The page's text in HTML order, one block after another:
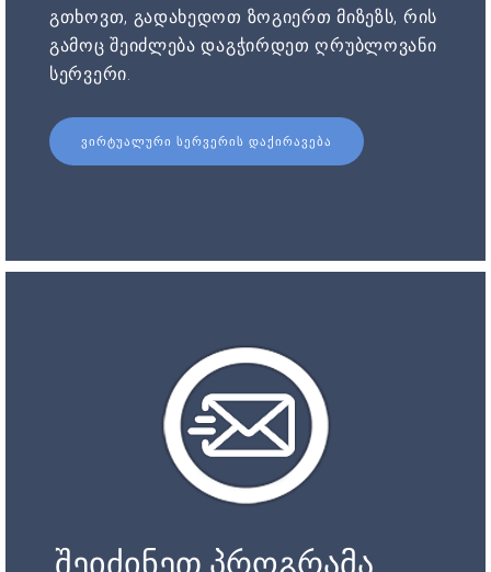
გთხოვთ, გადახედოთ ზოგიერთ მიზეზს, რის
გამოც შეიძლება დაგჭირდეთ ღრუბლოვანი
სერვერი.
ᲕᲘᲠᲢᲣᲐᲚᲣᲠᲘ ᲡᲔᲠᲕᲔᲠᲘᲡ ᲓᲐᲥᲘᲠᲐᲕᲔᲑᲐ
შეიძინეთ პროგრამა